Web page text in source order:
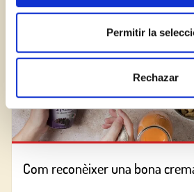
Permitir la
Rechazar
Com reconèixer una bona